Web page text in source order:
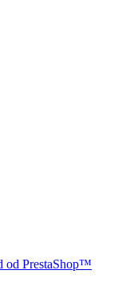
od PrestaShop™